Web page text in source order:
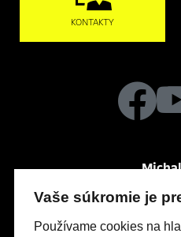
KONTAKTY
Vaše súkromie je
Používame cookies na